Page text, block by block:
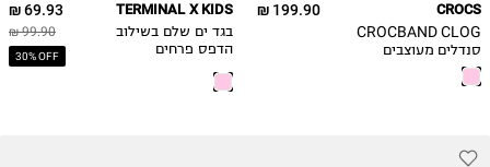
199.90 ₪ CROCS
CROCBAND CLOG
סנדלים מעוצבים
לילדים
69.93 ₪
99.90 ₪
30% OFF
TERMINAL X KIDS
בגד ים שלם בשילוב
הדפס פרחים